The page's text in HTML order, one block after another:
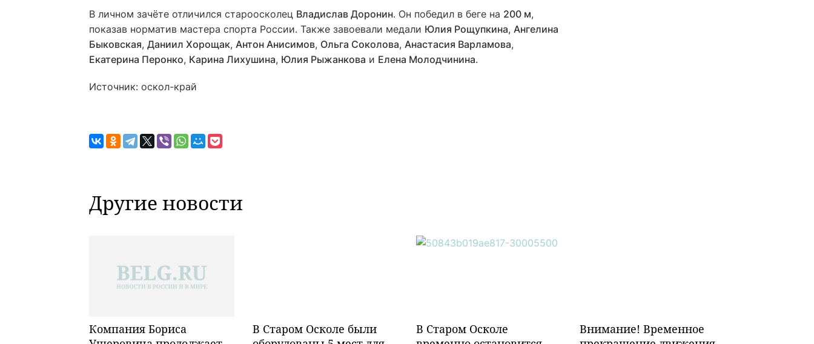
В личном зачёте отличился староосколец Владислав Доронин. Он победил в беге на 200 м,
показав норматив мастера спорта России. Также завоевали медали Юлия Рощупкина, Ангелина
Быковская, Даниил Хорощак, Антон Анисимов, Ольга Соколова, Анастасия Варламова,
Екатерина Перонко, Карина Лихушина, Юлия Рыжанкова и Елена Молодчинина.
Источник: оскол-край
Другие новости
Компания Бориса
В Старом Осколе были
В Старом Осколе
Внимание! Временное